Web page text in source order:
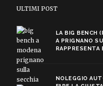
ULTIMI POST
LA BIG BENCH
A PRIGNANO
RAPPRESENTA
NOLEGGIO